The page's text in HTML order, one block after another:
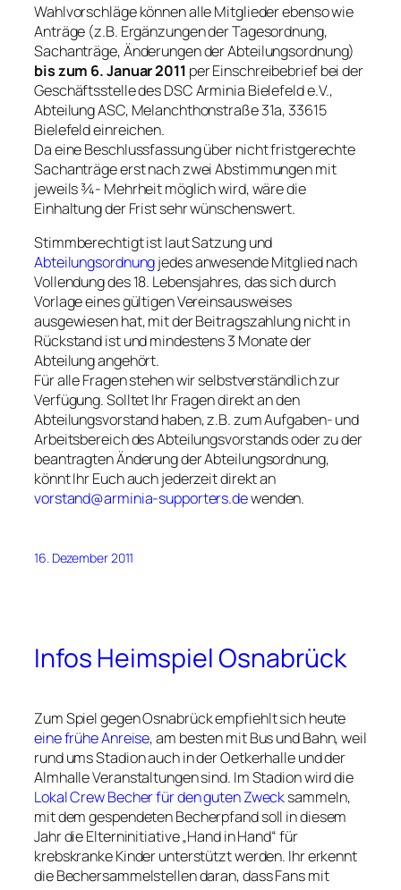
Wahlvorschläge können alle Mitglieder ebenso wie
Anträge (z.B. Ergänzungen der Tagesordnung,
Sachanträge, Änderungen der Abteilungsordnung)
bis zum 6. Januar 2011 per Einschreibebrief bei der
Geschäftsstelle des DSC Arminia Bielefeld e.V.,
Abteilung ASC, Melanchthonstraße 31a, 33615
Bielefeld einreichen.
Da eine Beschlussfassung über nicht fristgerechte
Sachanträge erst nach zwei Abstimmungen mit
jeweils ¾- Mehrheit möglich wird, wäre die
Einhaltung der Frist sehr wünschenswert.
Stimmberechtigt ist laut Satzung und
Abteilungsordnungjedes anwesende Mitglied nach
Vollendung des 18. Lebensjahres, das sich durch
Vorlage eines gültigen Vereinsausweises
ausgewiesen hat, mit der Beitragszahlung nicht in
Rückstand ist und mindestens 3 Monate der
Abteilung angehört.
Für alle Fragen stehen wir selbstverständlich zur
Verfügung. Solltet Ihr Fragen direkt an den
Abteilungsvorstand haben, z.B. zum Aufgaben- und
Arbeitsbereich des Abteilungsvorstands oder zu der
beantragten Änderung der Abteilungsordnung,
könnt Ihr Euch auch jederzeit direkt an
vorstand@arminia-supporters.dewenden.
16. Dezember 2011
Infos Heimspiel Osnabrück
Zum Spiel gegen Osnabrück empfiehlt sich heute
eine frühe Anreise, am besten mit Bus und Bahn, weil
rund ums Stadion auch in der Oetkerhalle und der
Almhalle Veranstaltungen sind. Im Stadion wird die
Lokal Crew Becher für den guten Zwecksammeln,
mit dem gespendeten Becherpfand soll in diesem
Jahr die Elterninitiative „Hand in Hand“ für
krebskranke Kinder unterstützt werden. Ihr erkennt
die Bechersammelstellen daran, dass Fans mit